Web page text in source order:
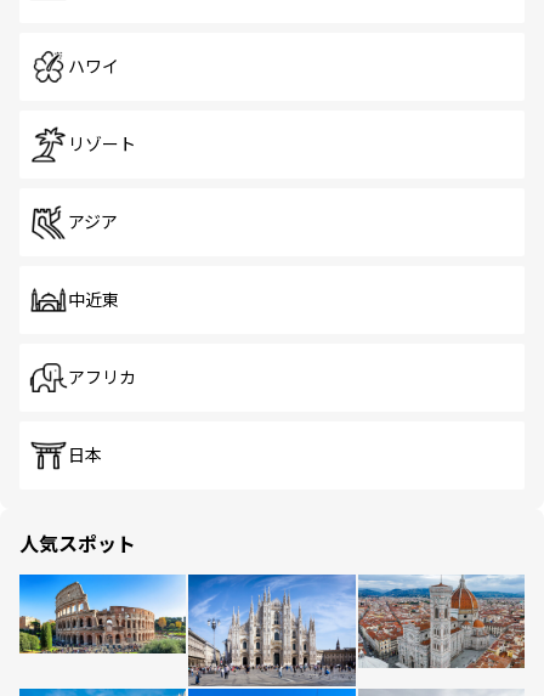
ハワイ
リゾート
アジア
中近東
アフリカ
日本
人気スポット